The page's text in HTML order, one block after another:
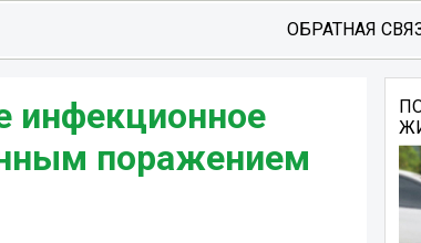
ОБРАТНАЯ
инфекционное
поражением